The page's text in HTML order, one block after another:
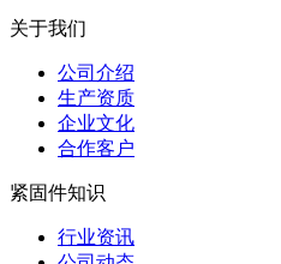
关于我们
公司介绍
生产资质
企业文化
合作客户
紧固件知识
行业资讯